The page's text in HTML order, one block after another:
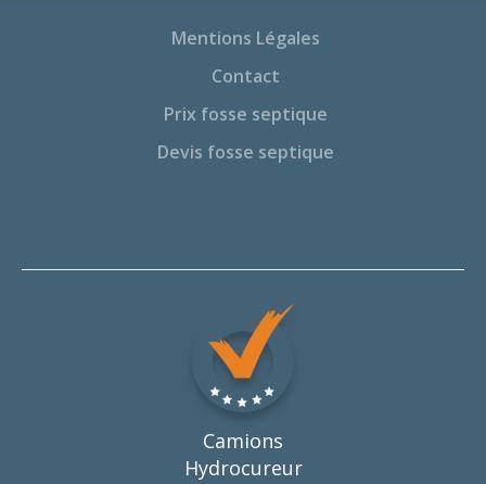
Mentions Légales
Contact
Prix fosse septique
Devis fosse septique
Camions
Hydrocureur